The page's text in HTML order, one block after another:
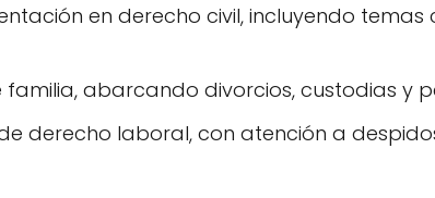
en derecho civil, incluyendo
abarcando divorcios, custodias y
derecho laboral, con atención a